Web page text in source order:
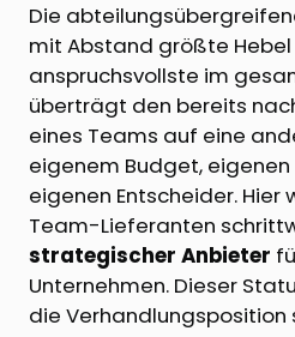
Die
mit Abstand größte
anspruchsvollste im
überträgt den bereits
eines Teams auf eine
eigenem Budget,
eigenen Entscheider. Hier
Team-Lieferanten
strategischer Anbieter
Unternehmen. Dieser
die Verhandlungsposition